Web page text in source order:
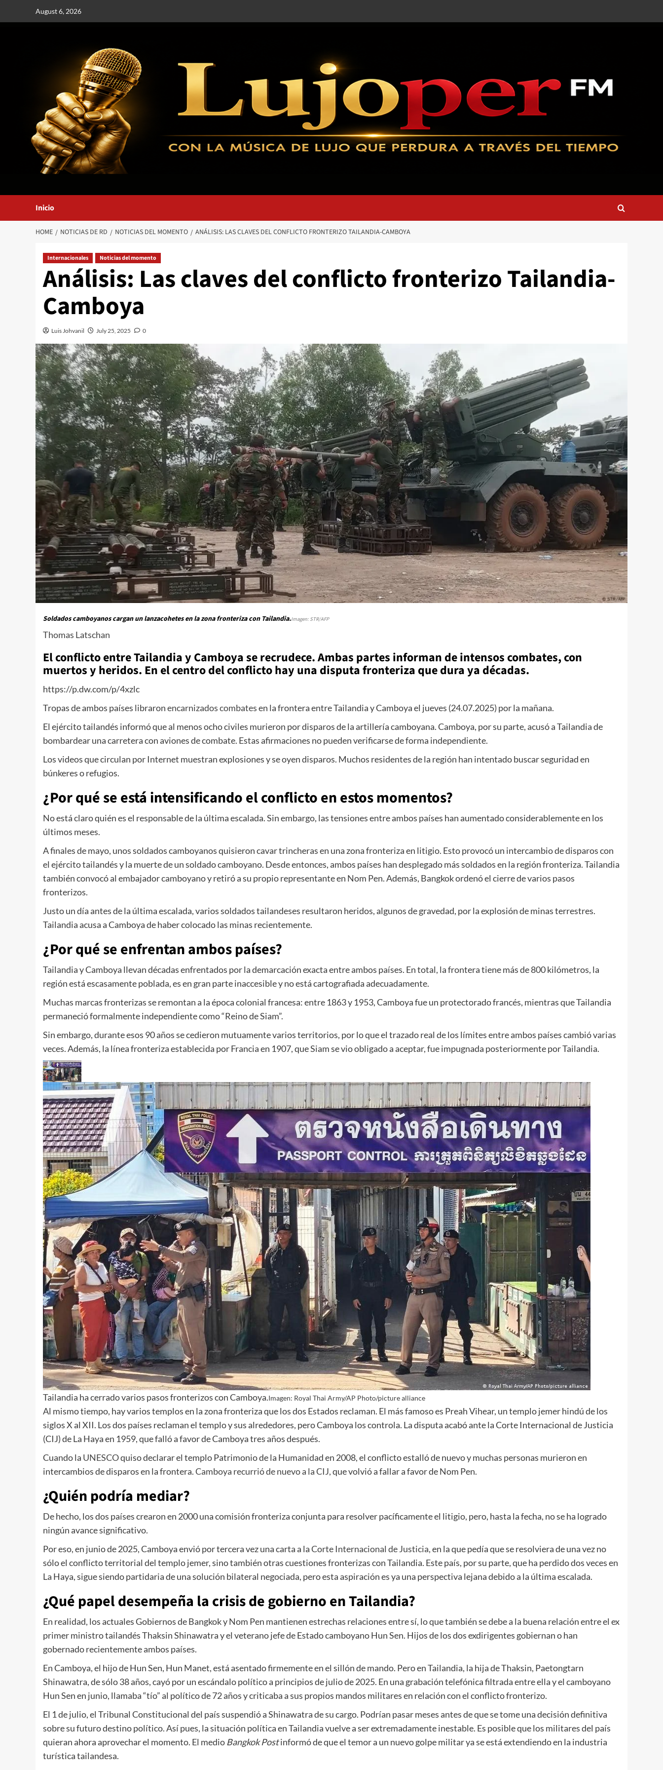
August 6, 2026
Inicio
HOME NOTICIAS DE RD NOTICIAS DEL MOMENTO ANÁLISIS: LAS CLAVES DEL CONFLICTO FRONTERIZO TAILANDIA-CAMBOYA
Internacionales Noticias del momento
Análisis: Las claves del conflicto fronterizo Tailandia-
Camboya
Luis Johvanil July 25, 2025 0
Soldados camboyanos cargan un lanzacohetes en la zona fronteriza con Tailandia.Imagen: STR/AFP
Thomas Latschan
El conflicto entre Tailandia y Camboya se recrudece. Ambas partes informan de intensos combates, con
muertos y heridos. En el centro del conflicto hay una disputa fronteriza que dura ya décadas.
https://p.dw.com/p/4xzlc
Tropas de ambos países libraronencarnizados combatesen la frontera entre Tailandia y Camboya el jueves (24.07.2025) por la mañana.
El ejército tailandés informó que al menos ocho civiles murieron por disparos de la artillería camboyana. Camboya, por su parte, acusó a Tailandia de
bombardear una carretera con aviones de combate. Estas afirmaciones no pueden verificarse de forma independiente.
Los videos que circulan por Internet muestran explosiones y se oyen disparos. Muchos residentes de la región han intentado buscar seguridad en
búnkeres o refugios.
¿Por qué se está intensificando el conflicto en estos momentos?
No está claro quién es el responsable de la última escalada. Sin embargo, las tensiones entre ambos países han aumentado considerablemente en los
últimos meses.
A finales de mayo, unos soldados camboyanos quisieron cavar trincheras en una zona fronteriza en litigio. Esto provocó un intercambio de disparos con
el ejército tailandés y la muerte de un soldado camboyano. Desde entonces, ambos países han desplegado más soldados en la región fronteriza. Tailandia
también convocó al embajador camboyano y retiró a su propio representante en Nom Pen. Además, Bangkok ordenó el cierre de varios pasos
fronterizos.
Justo un día antes de la última escalada, varios soldados tailandeses resultaron heridos, algunos de gravedad, por la explosión de minas terrestres.
Tailandia acusa a Camboya de haber colocado las minas recientemente.
¿Por qué se enfrentan ambos países?
Tailandia y Camboya llevan décadas enfrentados por la demarcación exacta entre ambos países. En total, la frontera tiene más de 800 kilómetros, la
región está escasamente poblada, es en gran parte inaccesible y no está cartografiada adecuadamente.
Muchas marcas fronterizas se remontan a la época colonial francesa: entre 1863 y 1953, Camboya fue un protectorado francés, mientras que Tailandia
permaneció formalmente independiente como “Reino de Siam”.
Sin embargo, durante esos 90 años se cedieron mutuamente varios territorios, por lo que el trazado real de los límites entre ambos países cambió varias
veces. Además, la línea fronteriza establecida por Francia en 1907, que Siam se vio obligado a aceptar, fue impugnada posteriormente por Tailandia.
Tailandia ha cerrado varios pasos fronterizos con Camboya.Imagen: Royal Thai Army/AP Photo/picture alliance
Al mismo tiempo, hay varios templos en la zona fronteriza que los dos Estados reclaman. El más famoso es Preah Vihear, un templo jemer hindú de los
siglos X al XII. Los dos países reclaman el templo y sus alrededores, pero Camboya los controla. La disputa acabó ante la Corte Internacional de Justicia
(CIJ) de La Haya en 1959, que falló a favor de Camboya tres años después.
Cuando la UNESCOquiso declarar el templo Patrimonio de la Humanidad en 2008, el conflicto estalló de nuevo y muchas personas murieron en
intercambios de disparos en la frontera.Camboya recurrió de nuevo a la CIJ,que volvió a fallar a favor de Nom Pen.
¿Quién podría mediar?
De hecho, los dos países crearon en 2000 una comisión fronteriza conjunta para resolver pacíficamente el litigio, pero, hasta la fecha, no se ha logrado
ningún avance significativo.
Por eso, en junio de 2025, Camboya envió por tercera vez una carta a laCorte Internacional de Justicia,en la que pedía que se resolviera de una vez no
sólo el conflicto territorial del templo jemer, sino también otras cuestiones fronterizas con Tailandia. Este país, por su parte, que ha perdido dos veces en
La Haya, sigue siendo partidaria de una solución bilateral negociada, pero esta aspiración es ya una perspectiva lejana debido a la última escalada.
¿Qué papel desempeña la crisis de gobierno en Tailandia?
En realidad, los actuales Gobiernos de Bangkok y Nom Pen mantienen estrechas relaciones entre sí, lo que también se debe a la buena relación entre el ex
primer ministro tailandés Thaksin Shinawatra y el veterano jefe de Estado camboyano Hun Sen. Hijos de los dos exdirigentes gobiernan o han
gobernado recientemente ambos países.
En Camboya, el hijo de Hun Sen, Hun Manet, está asentado firmemente en el sillón de mando. Pero en Tailandia, la hija de Thaksin, Paetongtarn
Shinawatra, de sólo 38 años, cayó por un escándalo político a principios de julio de 2025. En una grabación telefónica filtrada entre ella y el camboyano
Hun Sen en junio, llamaba “tío” al político de 72 años y criticaba a sus propios mandos militares en relación con el conflicto fronterizo.
El 1 de julio, el Tribunal Constitucional del país suspendió a Shinawatra de su cargo. Podrían pasar meses antes de que se tome una decisión definitiva
sobre su futuro destino político. Así pues, la situación política en Tailandia vuelve a ser extremadamente inestable. Es posible que los militares del país
quieran ahora aprovechar el momento. El medio Bangkok Postinformó de que el temor a un nuevo golpe militar ya se está extendiendo en la industria
turística tailandesa.